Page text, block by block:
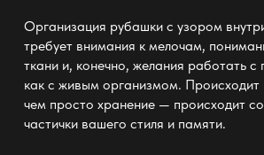
Организация рубашки с узором
требует внимания к мелочам,
ткани и, конечно, желания работать с
как с живым организмом. Происходит
чем просто хранение — происходит
частички вашего стиля и памяти.